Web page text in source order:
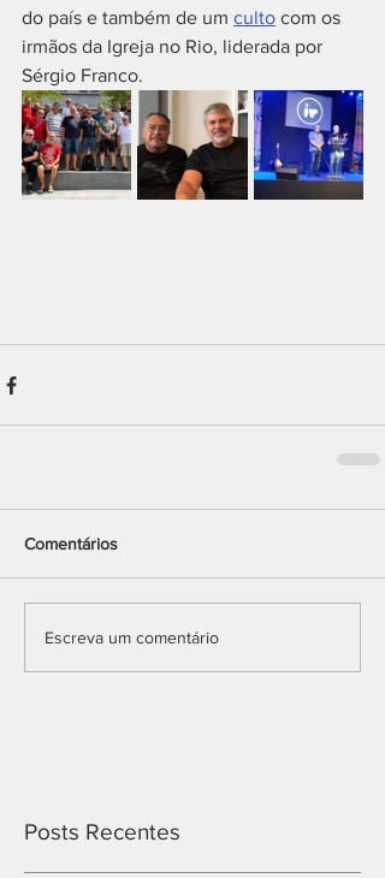
do país e também de um culto com os
irmãos da Igreja no Rio, liderada por
Sérgio Franco.
Comentários
Escreva um comentário
Posts Recentes